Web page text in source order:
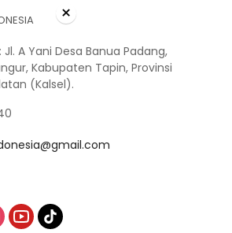
A Yani Desa Banua Padang,
Kabupaten Tapin, Provinsi
(Kalsel).
×